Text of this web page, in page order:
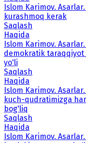
Islom Karimov.
kurashmoq kerak
Saqlash
Haqida
Islom Karimov.
demokratik
yo'li
Saqlash
Haqida
Islom Karimov.
kuch-qudratimizga
bog'liq
Saqlash
Haqida
Islom Karimov.